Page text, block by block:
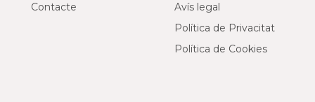
Contacte
Avís legal
Política de Privacitat
Política de Cookies